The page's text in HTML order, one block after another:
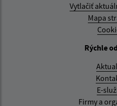
Vytlačiť
Mapa
Rýchle
E-
Firmy a